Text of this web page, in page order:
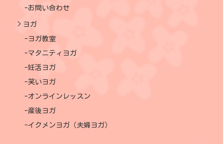
お問い合わせ
ヨガ
ヨガ教室
マタニティヨガ
妊活ヨガ
笑いヨガ
オンラインレッスン
産後ヨガ
イクメンヨガ（夫婦ヨガ）